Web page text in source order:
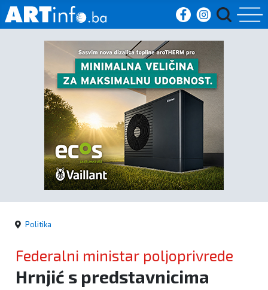
Početna
Vijesti
Sport
Kultura
Crna
kronika
Politika
Zanimljivosti
Politika
Federalni ministar poljoprivrede
Hrnjić s predstavnicima